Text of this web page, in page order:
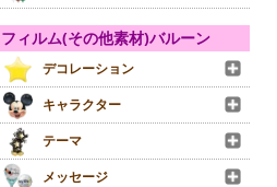
フィルム(その他素材)バルーン
デコレーション
キャラクター
テーマ
メッセージ